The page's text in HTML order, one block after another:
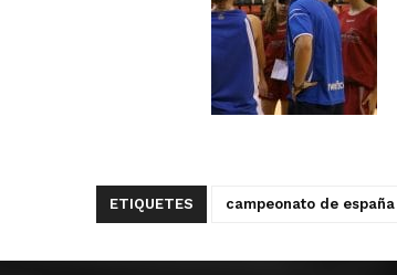
ETIQUETES campeonato de españa